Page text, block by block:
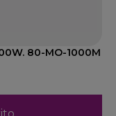
80-MO-1000M